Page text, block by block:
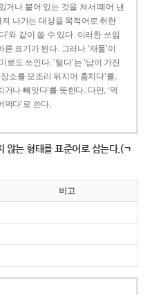
거나 붙어 있는 것을 쳐서 떼어 낸
져 나가는 대상을 목적어로 취한
’와 같이 쓸 수 있다. 이러한 쓰임
표기가 된다. 그러나 ‘재물’이
도 쓰인다. ‘털다’는 ‘남이 가진
소를 모조리 뒤지어 훔치다’를,
거나 빼앗다’를 뜻한다. 다만, ‘먹
먹다’로 쓴다.
않는 형태를 표준어로 삼는다.(ㄱ
비고